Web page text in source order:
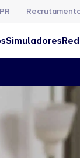
Simuladores